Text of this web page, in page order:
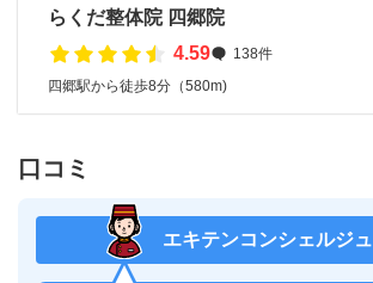
らくだ整体院 四郷院
4.59
138件
四郷駅から徒歩8分（580m)
口コミ
エキテンコンシェルジュ